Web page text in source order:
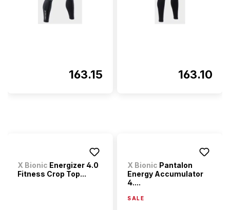
163.15 163.10
X Bionic Energizer 4.0
Fitness Crop Top...
X Bionic Pantalon
Energy Accumulator
4....
SALE